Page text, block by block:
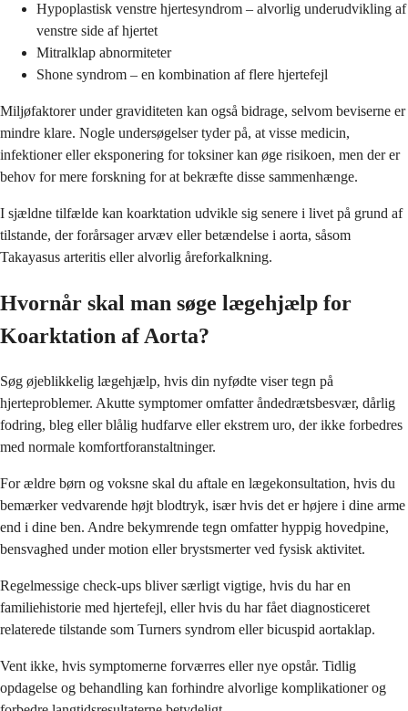
Hypoplastisk venstre hjertesyndrom – alvorlig underudvikling af
venstre side af hjertet
Mitralklap abnormiteter
Shone syndrom – en kombination af flere hjertefejl
Miljøfaktorer under graviditeten kan også bidrage, selvom beviserne er
mindre klare. Nogle undersøgelser tyder på, at visse medicin,
infektioner eller eksponering for toksiner kan øge risikoen, men der er
behov for mere forskning for at bekræfte disse sammenhænge.
I sjældne tilfælde kan koarktation udvikle sig senere i livet på grund af
tilstande, der forårsager arvæv eller betændelse i aorta, såsom
Takayasus arteritis eller alvorlig åreforkalkning.
Hvornår skal man søge lægehjælp for
Koarktation af Aorta?
Søg øjeblikkelig lægehjælp, hvis din nyfødte viser tegn på
hjerteproblemer. Akutte symptomer omfatter åndedrætsbesvær, dårlig
fodring, bleg eller blålig hudfarve eller ekstrem uro, der ikke forbedres
med normale komfortforanstaltninger.
For ældre børn og voksne skal du aftale en lægekonsultation, hvis du
bemærker vedvarende højt blodtryk, især hvis det er højere i dine arme
end i dine ben. Andre bekymrende tegn omfatter hyppig hovedpine,
bensvaghed under motion eller brystsmerter ved fysisk aktivitet.
Regelmessige check-ups bliver særligt vigtige, hvis du har en
familiehistorie med hjertefejl, eller hvis du har fået diagnosticeret
relaterede tilstande som Turners syndrom eller bicuspid aortaklap.
Vent ikke, hvis symptomerne forværres eller nye opstår. Tidlig
opdagelse og behandling kan forhindre alvorlige komplikationer og